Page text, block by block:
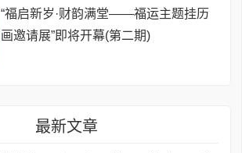
“福启新岁·财韵满堂——福运主题挂历
画邀请展”即将开幕(第二期)
最新文章